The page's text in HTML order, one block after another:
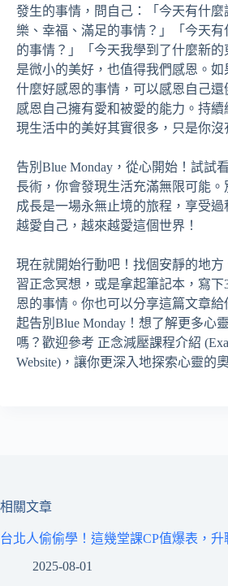
發生的事情，問自己：「今天有什麼
樂、幸福、滿足的事情？」「今天有
的事情？」「今天我學到了什麼新
是微小的美好，也值得我們感恩。如
什麼好感恩的事情，可以感恩自己還
感恩自己擁有愛和被愛的能力。持
現生活中的美好其實很多，只是你沒
告別Blue Monday，從心開始！試試
長術，你會發現生活充滿無限可能。
成長是一場永無止境的旅程，享受過
越愛自己，越來越愛這個世界！
現在就開始行動吧！找個安靜的地方
習正念冥想，或是拿起筆記本，寫下
恩的事情。你也可以分享這篇文章
起告別Blue Monday！想了解更多心
嗎？歡迎參考 正念減壓課程介紹
Website)，讓你更深入地探索心靈的奧
相關文章
台北人偷偷學！這幾堂課CP值爆表，升
2025-08-01